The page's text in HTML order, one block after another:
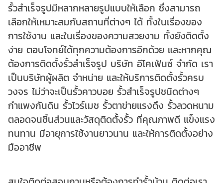
รั้วสำเร็จรูปมีหลากหลายรูปแบบให้เลือก ซึ่งสามารถ
เลือกให้เหมาะสมกับสถานที่ต่างๆ ได้ ทั้งในเรื่องของ
การใช้งาน และในเรื่องของความสวยงาม ทั้งยังติดตั้ง
ง่าย ตอบโจทย์ได้ทุกความต้องการอีกด้วย และหากคุณ
ต้องการติดตั้งรั้วสำเร็จรูป บริษัท อีโคเฟ้นซ์ จำกัด เรา
เป็นบริษัทผู้ผลิต จำหน่าย และให้บริการติดตั้งรั้วครบ
วงจร ไม่ว่าจะเป็นรั้วคาวบอย รั้วสำเร็จรูปชนิดต่างๆ
กำแพงกันดิน รั้วไวร์เมช รั้วตาข่ายแรงดึง รั้วลวดหนาม
ตลอดจนชิ้นส่วนและวัสดุติดตั้งรั้ว ที่คุณภาพดี แข็งแรง
ทนทาน มีอายุการใช้งานยาวนาน และให้การติดตั้งอย่าง
มืออาชีพ